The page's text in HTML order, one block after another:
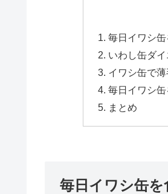
毎日イワシ
いわし缶ダ
イワシ缶で
毎日イワシ
まとめ
毎日イワシ缶